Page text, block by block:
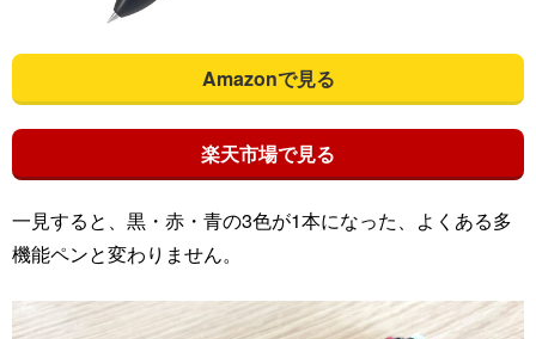
Amazonで見る
楽天市場で見る
一見すると、黒・赤・青の3色が1本になった、よくある多
機能ペンと変わりません。